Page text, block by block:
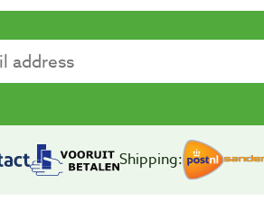
Shipping: